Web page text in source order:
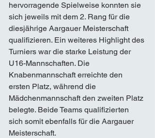
hervorragende Spielweise konnten sie
sich jeweils mit dem 2. Rang für die
diesjährige Aargauer Meisterschaft
qualifizieren. Ein weiteres Highlight des
Turniers war die starke Leistung der
U16-Mannschaften. Die
Knabenmannschaft erreichte den
ersten Platz, während die
Mädchenmannschaft den zweiten Platz
belegte. Beide Teams qualifizierten
sich somit ebenfalls für die Aargauer
Meisterschaft.